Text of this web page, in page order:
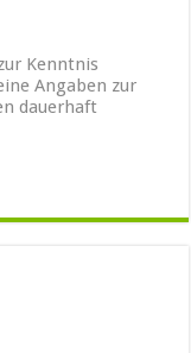
Kenntnis
Angaben zur
dauerhaft